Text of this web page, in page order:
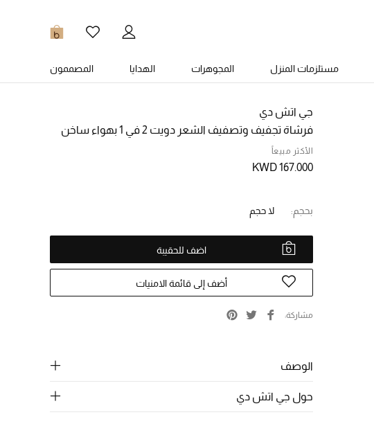
0
مستلزمات المنزل المجوهرات الهدايا المصممون
جي اتش دي
فرشاة تجفيف وتصفيف الشعر دويت 2 في 1 بهواء ساخن
الأكثر مبيعاً
KWD 167.000
بحجم: لا حجم
اضف للحقيبة
أضف إلى قائمة الامنيات
مشاركة
الوصف
حول جي اتش دي